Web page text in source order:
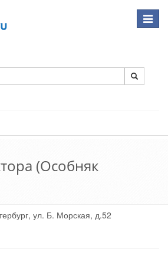
Toggle
(Особняк
ул. Б. Морская, д.52